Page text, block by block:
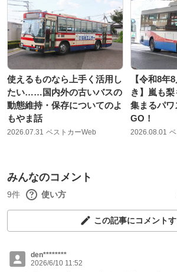
使えるものなら上手く活用し
たい……国内外の古いバスの
動態維持・保存についてのよ
もやま話
2026.07.31 ベストカーWeb
【令和8年
き】嵐も
集まるパ
GO！
2026.08.01
みんなのコメント
9件 使い方
この記事にコメント
den********
2026/6/10 11:52